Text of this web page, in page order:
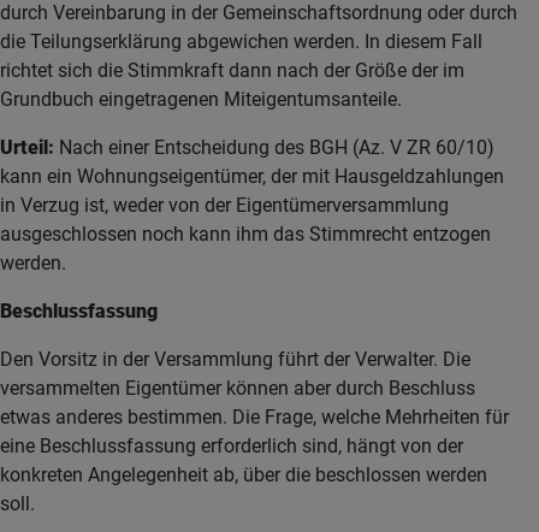
durch Vereinbarung in der Gemeinschaftsordnung oder durch
die Teilungserklärung abgewichen werden. In diesem Fall
richtet sich die Stimmkraft dann nach der Größe der im
Grundbuch eingetragenen Miteigentumsanteile.
Urteil: Nach einer Entscheidung des BGH (Az. V ZR 60/10)
kann ein Wohnungseigentümer, der mit Hausgeldzahlungen
in Verzug ist, weder von der Eigentümerversammlung
ausgeschlossen noch kann ihm das Stimmrecht entzogen
werden.
Beschlussfassung
Den Vorsitz in der Versammlung führt der Verwalter. Die
versammelten Eigentümer können aber durch Beschluss
etwas anderes bestimmen. Die Frage, welche Mehrheiten für
eine Beschlussfassung erforderlich sind, hängt von der
konkreten Angelegenheit ab, über die beschlossen werden
soll.